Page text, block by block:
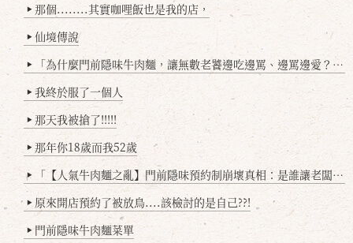
▶ 那個........其實咖哩飯也是我的店，
▶ 仙境傳說
▶ 「為什麼門前隱味牛肉麵，讓無數老饕邊吃邊罵、邊罵邊愛？小辣雞揭密！」
▶ 我終於服了一個人
▶ 那天我被搶了!!!!!
▶ 那年你18歲而我52歲
▶ 「【人氣牛肉麵之亂】門前隱味預約制崩壞真相：是誰讓老闆心灰意冷？」
▶ 原來開店預約了被放鳥....該檢討的是自己??!
▶ 門前隱味牛肉麵菜單